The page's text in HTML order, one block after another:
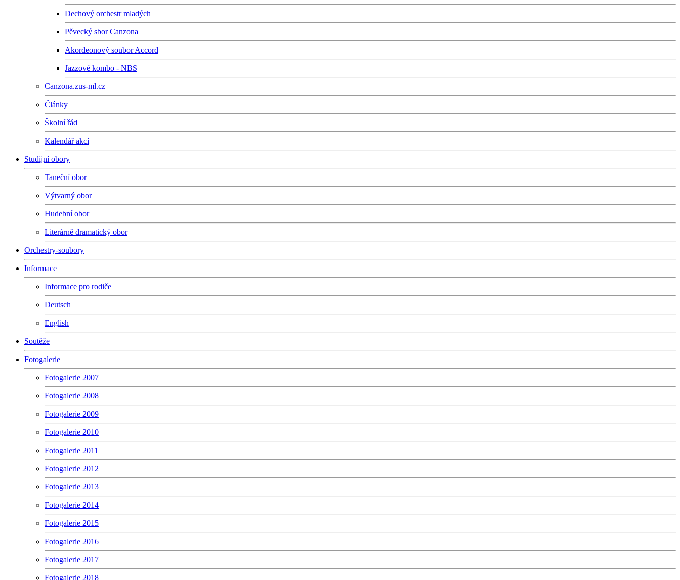
Dechový orchestr mladých
Pěvecký sbor Canzona
Akordeonový soubor Accord
Jazzové kombo - NBS
Canzona.zus-ml.cz
Články
Školní řád
Kalendář akcí
Studijní obory
Taneční obor
Výtvarný obor
Hudební obor
Literárně dramatický obor
Orchestry-soubory
Informace
Informace pro rodiče
Deutsch
English
Soutěže
Fotogalerie
Fotogalerie 2007
Fotogalerie 2008
Fotogalerie 2009
Fotogalerie 2010
Fotogalerie 2011
Fotogalerie 2012
Fotogalerie 2013
Fotogalerie 2014
Fotogalerie 2015
Fotogalerie 2016
Fotogalerie 2017
Fotogalerie 2018